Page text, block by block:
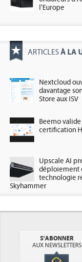
l'Europe
ARTICLES À LA
Nextcloud
davantage
Store aux ISV
Beemo
certification
Upscale AI
déploiement
technologie
Skyhammer
S'ABONNER
AUX NEWSLETTERS